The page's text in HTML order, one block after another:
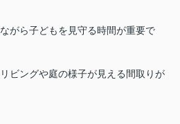
がら子どもを見守る時間が重要で
ビングや庭の様子が見える間取りが